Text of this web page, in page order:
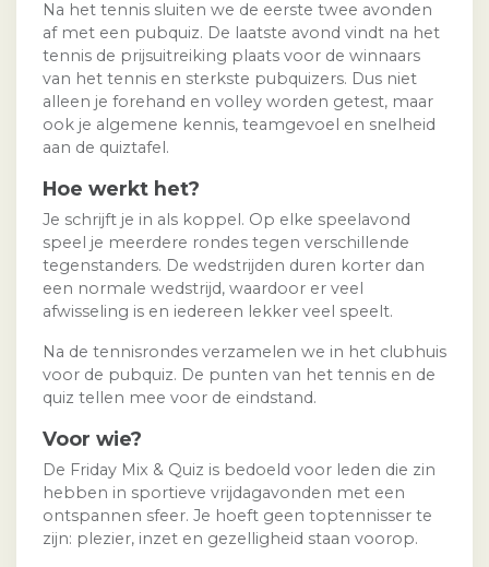
Na het tennis sluiten we de eerste twee avonden
af met een pubquiz. De laatste avond vindt na het
tennis de prijsuitreiking plaats voor de winnaars
van het tennis en sterkste pubquizers. Dus niet
alleen je forehand en volley worden getest, maar
ook je algemene kennis, teamgevoel en snelheid
aan de quiztafel.
Hoe werkt het?
Je schrijft je in als koppel. Op elke speelavond
speel je meerdere rondes tegen verschillende
tegenstanders. De wedstrijden duren korter dan
een normale wedstrijd, waardoor er veel
afwisseling is en iedereen lekker veel speelt.
Na de tennisrondes verzamelen we in het clubhuis
voor de pubquiz. De punten van het tennis en de
quiz tellen mee voor de eindstand.
Voor wie?
De Friday Mix & Quiz is bedoeld voor leden die zin
hebben in sportieve vrijdagavonden met een
ontspannen sfeer. Je hoeft geen toptennisser te
zijn: plezier, inzet en gezelligheid staan voorop.